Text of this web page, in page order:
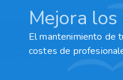
Mejora
El mantenimiento de
costes de